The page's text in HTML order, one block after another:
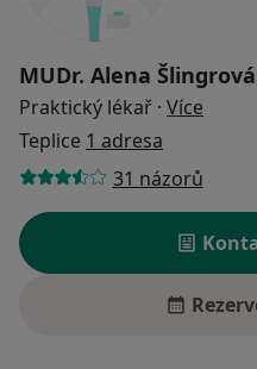
MUDr. Alena Šlingrová
Praktický lékař · Více
Teplice 1 adresa
31 názorů